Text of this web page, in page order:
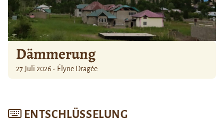
Dämmerung
27 Juli 2026 - Élyne Dragée
ENTSCHLÜSSELUNG